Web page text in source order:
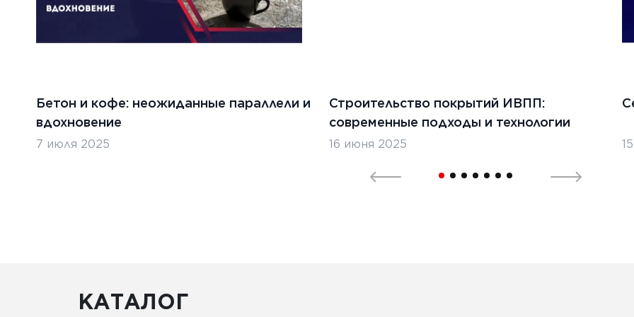
2024 г.
бетонных дорог в
Беларусь
5 декабря 2024 г.
Строительство бетонных дорог в
Казахстане
Бетон и кофе: неожиданные параллели и
вдохновение
7 июля 2025
Строительство покрытий ИВПП:
современные подходы и технологии
16 июня 2025
КАТАЛОГ